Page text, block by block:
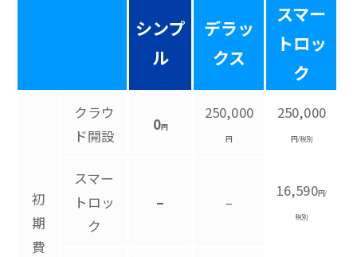
シンプ
ル
デラッ
クス
スマー
トロッ
ク
初
期
費
クラウ
ド開設
0円
250,000
円
250,000
円/税別
スマー
トロッ
ク
– –
16,590円/
税別